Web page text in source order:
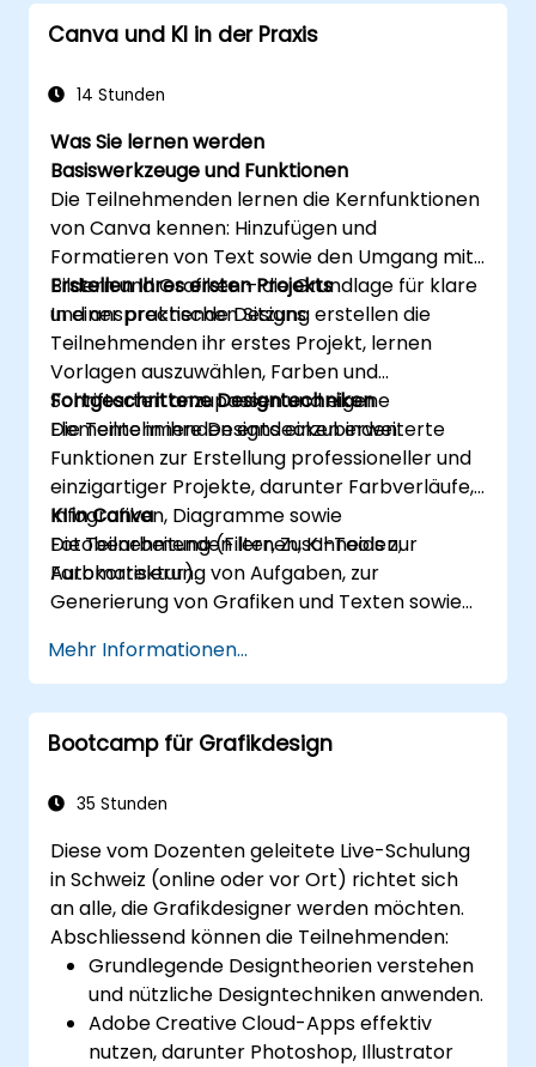
Sicherstellung von Konsistenz und
Effizienz einsetzen.
oder das digitale Publizieren vorbereiten.
Canva und KI in der Praxis
14 Stunden
Was Sie lernen werden
Basiswerkzeuge und Funktionen
Die Teilnehmenden lernen die Kernfunktionen
von Canva kennen: Hinzufügen und
Formatieren von Text sowie den Umgang mit
Bildern und Grafiken – die Grundlage für klare
und ansprechende Designs.
Erstellen Ihres ersten Projekts
In einer praktischen Sitzung erstellen die
Teilnehmenden ihr erstes Projekt, lernen
Vorlagen auszuwählen, Farben und
Schriftarten anzupassen und eigene
Elemente in ihre Designs einzubinden.
Fortgeschrittene Designtechniken
Die Teilnehmenden entdecken erweiterte
Funktionen zur Erstellung professioneller und
einzigartiger Projekte, darunter Farbverläufe,
Infografiken, Diagramme sowie
Fotobearbeitung (Filter, Zuschneiden,
Farbkorrektur).
KI in Canva
Die Teilnehmenden lernen, KI-Tools zur
Automatisierung von Aufgaben, zur
Generierung von Grafiken und Texten sowie
nutzen – was Effizienz und Qualität steigert.
Mehr Informationen...
Bootcamp für Grafikdesign
35 Stunden
Diese vom Dozenten geleitete Live-Schulung
in Schweiz (online oder vor Ort) richtet sich
an alle, die Grafikdesigner werden möchten.
Abschliessend können die Teilnehmenden:
Grundlegende Designtheorien verstehen
und nützliche Designtechniken anwenden.
Adobe Creative Cloud-Apps effektiv
nutzen, darunter Photoshop, Illustrator